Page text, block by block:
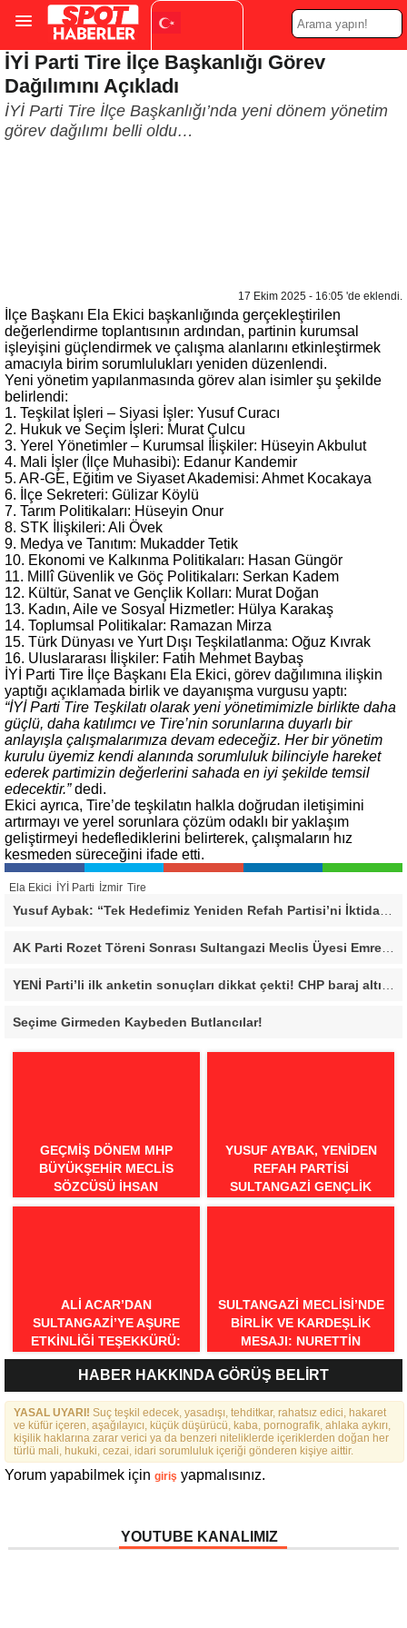
Turkish ▼
İYİ Parti Tire İlçe Başkanlığı Görev
Dağılımını Açıkladı
İYİ Parti Tire İlçe Başkanlığı’nda yeni dönem yönetim
görev dağılımı belli oldu…
17 Ekim 2025 - 16:05 'de eklendi.
İlçe Başkanı Ela Ekici başkanlığında gerçekleştirilen
değerlendirme toplantısının ardından, partinin kurumsal
işleyişini güçlendirmek ve çalışma alanlarını etkinleştirmek
amacıyla birim sorumlulukları yeniden düzenlendi.
Yeni yönetim yapılanmasında görev alan isimler şu şekilde
belirlendi:
1. Teşkilat İşleri – Siyasi İşler: Yusuf Curacı
2. Hukuk ve Seçim İşleri: Murat Çulcu
3. Yerel Yönetimler – Kurumsal İlişkiler: Hüseyin Akbulut
4. Mali İşler (İlçe Muhasibi): Edanur Kandemir
5. AR-GE, Eğitim ve Siyaset Akademisi: Ahmet Kocakaya
6. İlçe Sekreteri: Gülizar Köylü
7. Tarım Politikaları: Hüseyin Onur
8. STK İlişkileri: Ali Övek
9. Medya ve Tanıtım: Mukadder Tetik
10. Ekonomi ve Kalkınma Politikaları: Hasan Güngör
11. Millî Güvenlik ve Göç Politikaları: Serkan Kadem
12. Kültür, Sanat ve Gençlik Kolları: Murat Doğan
13. Kadın, Aile ve Sosyal Hizmetler: Hülya Karakaş
14. Toplumsal Politikalar: Ramazan Mirza
15. Türk Dünyası ve Yurt Dışı Teşkilatlanma: Oğuz Kıvrak
16. Uluslararası İlişkiler: Fatih Mehmet Baybaş
İYİ Parti Tire İlçe Başkanı Ela Ekici, görev dağılımına ilişkin
yaptığı açıklamada birlik ve dayanışma vurgusu yaptı:
“İYİ Parti Tire Teşkilatı olarak yeni yönetimimizle birlikte daha
güçlü, daha katılımcı ve Tire’nin sorunlarına duyarlı bir
anlayışla çalışmalarımıza devam edeceğiz. Her bir yönetim
kurulu üyemiz kendi alanında sorumluluk bilinciyle hareket
ederek partimizin değerlerini sahada en iyi şekilde temsil
edecektir.”dedi.
Ekici ayrıca, Tire’de teşkilatın halkla doğrudan iletişimini
artırmayı ve yerel sorunlara çözüm odaklı bir yaklaşım
geliştirmeyi hedeflediklerini belirterek, çalışmaların hız
kesmeden süreceğini ifade etti.
Ela Ekici İYİ Parti İzmir Tire
Yusuf Aybak: “Tek Hedefimiz Yeniden Refah Partisi’ni İktidara Taşımak”
AK Parti Rozet Töreni Sonrası Sultangazi Meclis Üyesi Emrecan Durmuş’tan Sert Mesaj: “Biz Gücümüzü Makamlardan Değil, Halktan Alıyoruz”
Seçime Girmeden Kaybeden Butlancılar!
GEÇMİŞ DÖNEM MHP
BÜYÜKŞEHİR MECLİS
SÖZCÜSÜ İHSAN
BİLGİLİ’DEN BURSA İÇİN
YUSUF AYBAK, YENIDEN
REFAH PARTISI
SULTANGAZI GENÇLIK
KOLLARI BAŞKANI OLDU
ALI ACAR’DAN
SULTANGAZI’YE AŞURE
ETKINLIĞI TEŞEKKÜRÜ:
“BIRLIKTE GÜÇLÜYÜZ,
BIRLIKTE DAHA GÜZELIZ”
SULTANGAZI MECLISI’NDE
BIRLIK VE KARDEŞLIK
MESAJI: NURETTIN
NARIN’DEN RAHMI KOÇ’UN
SÖZLERINE TEPKI
HABER HAKKINDA GÖRÜŞ BELİRT
YASAL UYARI! Suç teşkil edecek, yasadışı, tehditkar, rahatsız edici, hakaret
ve küfür içeren, aşağılayıcı, küçük düşürücü, kaba, pornografik, ahlaka aykırı,
kişilik haklarına zarar verici ya da benzeri niteliklerde içeriklerden doğan her
türlü mali, hukuki, cezai, idari sorumluluk içeriği gönderen kişiye aittir.
Yorum yapabilmek için giriş yapmalısınız.
YOUTUBE KANALIMIZ